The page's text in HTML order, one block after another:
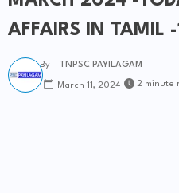
AFFAIRS IN TAMIL
By - TNPSC PAYILAGAM
March 11, 2024 2 minute